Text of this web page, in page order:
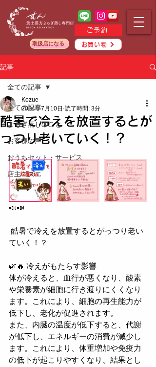
ご予約
お買い物
取扱店になる
記事
全ての記事
よもぎ蒸しのこと
お客様の声
おうちセット・サービス
店主コズエ
全ての記事
酷暑で冷えを放置するとが
っつり老いていく！？
Kozue
2024年7月10日 読了時間: 3分
📣📣
ていく！？
🌿🔥 冷えがもたらす影響
体が冷えると、血行が悪くなり、酸素
や栄養素が細胞に行き渡りにくくなり
ます。これにより、細胞の再生能力が
低下し、老化が促進されます。
また、内臓の温度が低下すると、代謝
が低下し、エネルギーの消費が減少し
ます。これにより、体重増加や免疫力
の低下が起こりやすくなり、結果とし